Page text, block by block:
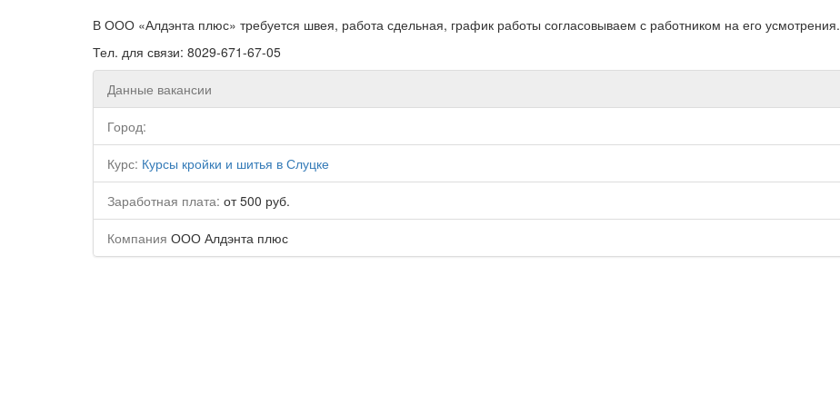
В ООО «Алдэнта плюс» требуется швея, работа сдельная, график работы согласовываем с работником на его усмотрения.
Тел. для связи: 8029-671-67-05
Данные вакансии
Город:
Курс: Курсы кройки и шитья в Слуцке
Заработная плата: от 500 руб.
Компания ООО Алдэнта плюс